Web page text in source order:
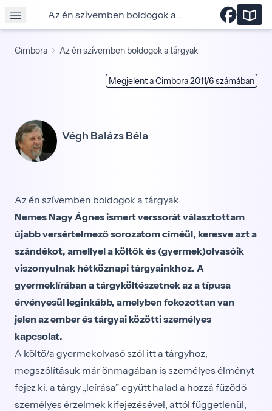
Az én szívemben boldogok a tárgyak
Cimbora Az én szívemben boldogok a tárgyak
Megjelent a Cimbora 2011/6 számában
Végh Balázs Béla
Az én szívemben boldogok a tárgyak
Nemes Nagy Ágnes ismert verssorát választottam
újabb versértelmező sorozatom címéül, keresve azt a
szándékot, amellyel a költők és (gyermek)olvasóik
viszonyulnak hétköznapi tárgyainkhoz. A
gyermeklírában a tárgyköltészetnek az a típusa
érvényesül leginkább, amelyben fokozottan van
jelen az ember és tárgyai közötti személyes
kapcsolat.
A költő/a gyermekolvasó szól itt a tárgyhoz,
megszólításuk már önmagában is személyes élményt
fejez ki; a tárgy „leírása” együtt halad a hozzá fűződő
személyes érzelmek kifejezésével, attól függetlenül,